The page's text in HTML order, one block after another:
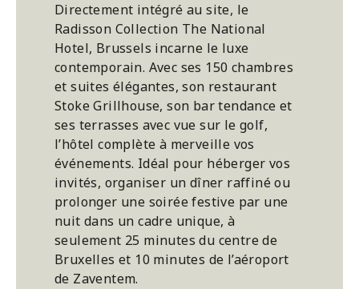
Directement intégré au site, le
Radisson Collection The National
Hotel, Brussels incarne le luxe
contemporain. Avec ses 150 chambres
et suites élégantes, son restaurant
Stoke Grillhouse, son bar tendance et
ses terrasses avec vue sur le golf,
l’hôtel complète à merveille vos
événements. Idéal pour héberger vos
invités, organiser un dîner raffiné ou
prolonger une soirée festive par une
nuit dans un cadre unique, à
seulement 25 minutes du centre de
Bruxelles et 10 minutes de l’aéroport
de Zaventem.